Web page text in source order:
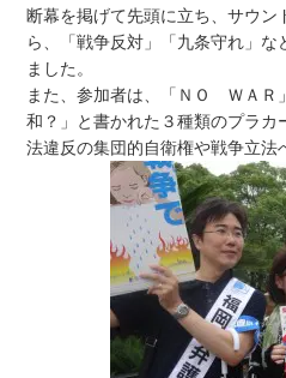
断幕を掲げて先頭に立ち、サウン
ら、「戦争反対」「九条守れ」
ました。
また、参加者は、「ＮＯ ＷＡＲ
和？」と書かれた３種類のプラカ
法違反の集団的自衛権や戦争立法